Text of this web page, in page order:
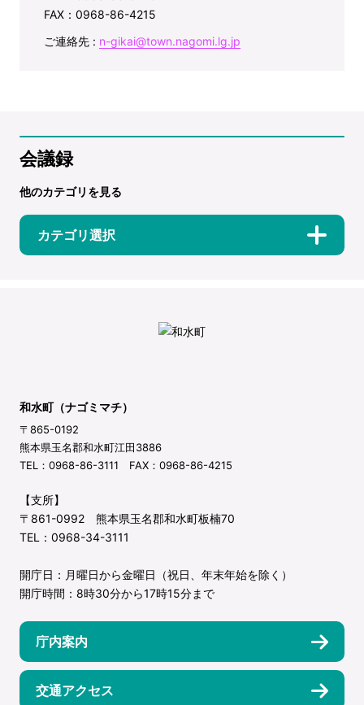
FAX：0968-86-4215
ご連絡先 : n-gikai@town.nagomi.lg.jp
会議録
他のカテゴリを見る
カテゴリ選択
和水町（ナゴミマチ）
〒865-0192
熊本県玉名郡和水町江田3886
TEL：0968-86-3111 FAX：0968-86-4215
【支所】
〒861-0992 熊本県玉名郡和水町板楠70
TEL：0968-34-3111
開庁日：月曜日から金曜日（祝日、年末年始を除く）
開庁時間：8時30分から17時15分まで
庁内案内
交通アクセス